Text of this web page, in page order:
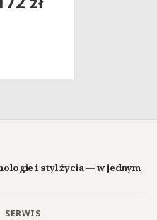
i styl życia — w jednym
SERWIS